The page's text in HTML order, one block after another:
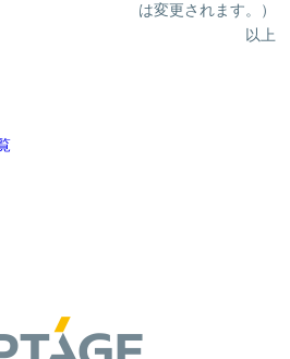
は変更されます。）
以上